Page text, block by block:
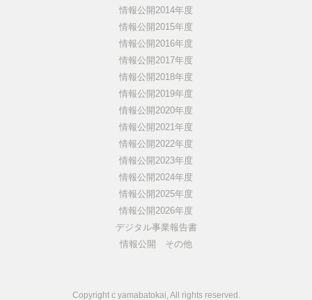
情報公開2014年度
情報公開2015年度
情報公開2016年度
情報公開2017年度
情報公開2018年度
情報公開2019年度
情報公開2020年度
情報公開2021年度
情報公開2022年度
情報公開2023年度
情報公開2024年度
情報公開2025年度
情報公開2026年度
デジタル事業報告書
情報公開 その他
Copyright c yamabatokai, All rights reserved.